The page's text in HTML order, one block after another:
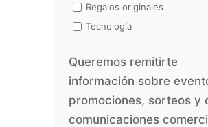
Regalos originales
Tecnología
Queremos remitirte
información sobre
promociones, sorteos y
comunicaciones